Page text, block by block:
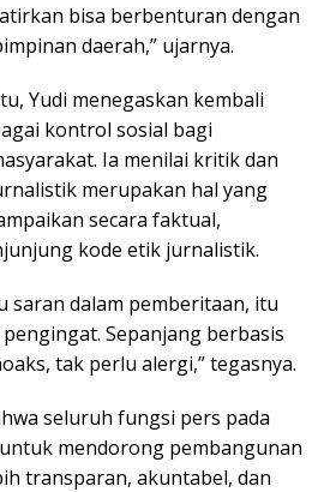
bisa berbenturan dengan
daerah,” ujarnya.
Yudi menegaskan kembali
kontrol sosial bagi
Ia menilai kritik dan
merupakan hal yang
secara faktual,
kode etik jurnalistik.
saran dalam pemberitaan, itu
Sepanjang berbasis
tak perlu alergi,” tegasnya.
seluruh fungsi pers pada
mendorong pembangunan
transparan, akuntabel, dan